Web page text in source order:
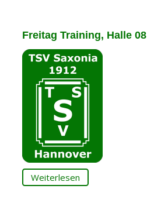
Freitag Training, Halle 08
Weiterlesen